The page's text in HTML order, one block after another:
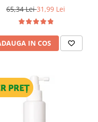
65,34 Lei31,99 Lei
IN COS